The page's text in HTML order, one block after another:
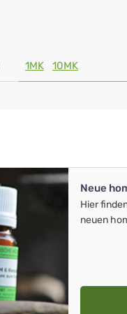
1MK 10MK
Neue
Hier
neuen